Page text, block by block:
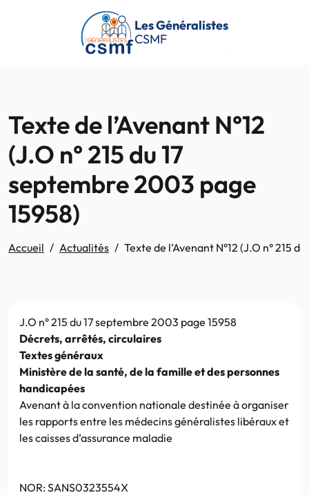
Passer au contenu principal
Les Généralistes
CSMF
Texte de l’Avenant N°12
(J.O n° 215 du 17
septembre 2003 page
15958)
Accueil Actualités Texte de l’Avenant N°12 (J.O n° 215
J.O n° 215 du 17 septembre 2003 page 15958
Décrets, arrêtés, circulaires
Textes généraux
Ministère de la santé, de la famille et des personnes
handicapées
Avenant à la convention nationale destinée à organiser
les rapports entre les médecins généralistes libéraux et
les caisses d’assurance maladie
NOR: SANS0323554X